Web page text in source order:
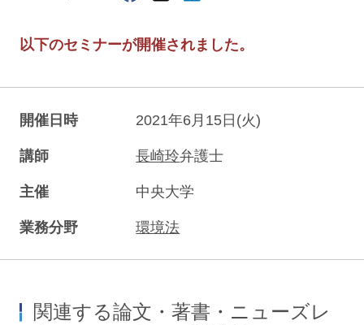
以下のセミナーが開催されました。
開催日時 2021年6月15日(火)
講師 長崎玲弁護士
主催 中央大学
業務分野 環境法
関連する論文・著書・ニューズレ